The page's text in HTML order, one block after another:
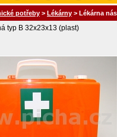
potřeby > Lékárny > Lékárna
typ B 32x23x13 (plast)